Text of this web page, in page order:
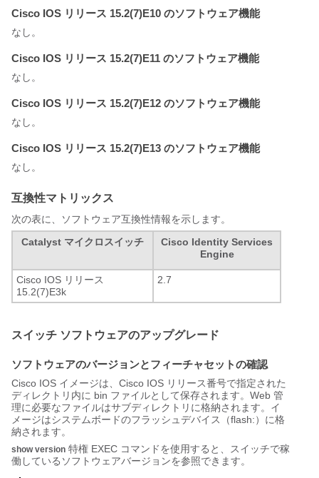
Cisco IOS リリース 15.2(7)E10 のソフトウェア機能
なし。
Cisco IOS リリース 15.2(7)E11 のソフトウェア機能
なし。
Cisco IOS リリース 15.2(7)E12 のソフトウェア機能
なし。
Cisco IOS リリース 15.2(7)E13 のソフトウェア機能
なし。
互換性マトリックス
次の表に、ソフトウェア互換性情報を示します。
Catalyst マイクロスイッチ
Cisco Identity Services
Engine
Cisco IOS リリース
15.2(7)E3k
2.7
スイッチ ソフトウェアのアップグレード
ソフトウェアのバージョンとフィーチャセットの確認
Cisco IOS イメージは、Cisco IOS リリース番号で指定された
ディレクトリ内に bin ファイルとして保存されます。Web 管
理に必要なファイルはサブディレクトリに格納されます。イ
メージはシステムボードのフラッシュデバイス（flash:）に格
納されます。
show version 特権 EXEC コマンドを使用すると、スイッチで稼
働しているソフトウェアバージョンを参照できます。